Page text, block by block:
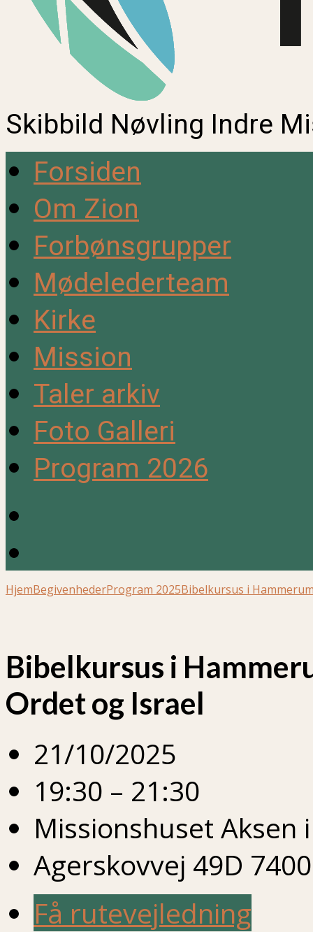
Skibbild Nøvling Indre
Forsiden
Om Zion
Forbønsgrupper
Mødelederteam
Kirke
Mission
Taler arkiv
Foto Galleri
Program 2026
HjemBegivenhederProgram 2025Bibelkursus i
Bibelkursus i
Ordet og Israel
21/10/2025
19:30 – 21:30
Missionshuset Aksen
Agerskovvej 49D
Få rutevejledning